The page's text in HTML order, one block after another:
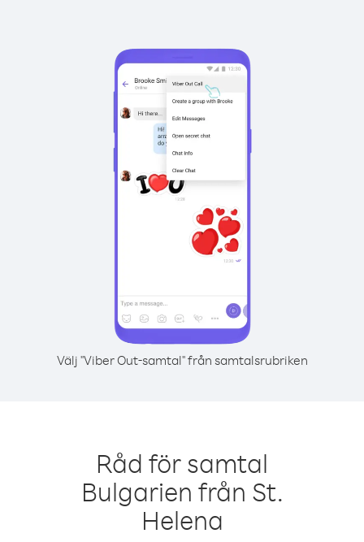
Välj "Viber Out-samtal" från samtalsrubriken
Råd för samtal
Bulgarien från St.
Helena